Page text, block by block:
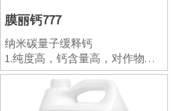
片厚亮绿，提高亩产值；
7. 多年生花卉类生根壮苗，减
少病虫害发生率，促进花卉着
色及延长观赏期；
8. 药材类及块根块茎类提质增
产适用。
膜丽钙777
纳米碳量子缓释钙
1.纯度高，钙含量高，对作物安
全，可用于飞机飞防；
2.采用悬浮肥生产工艺，不易出
现分层、沉降、品质改变等问